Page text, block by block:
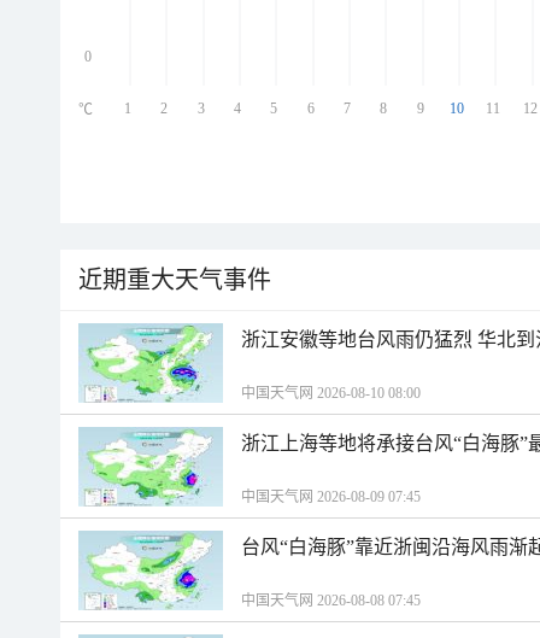
0
1 2 3 4 5 6 7 8 9 10 11 12
℃
近期重大天气事件
浙江安徽等地台风雨仍猛烈 华北
中国天气网 2026-08-10 08:00
浙江上海等地将承接台风“白海豚”
中国天气网 2026-08-09 07:45
台风“白海豚”靠近浙闽沿海风雨渐
中国天气网 2026-08-08 07:45